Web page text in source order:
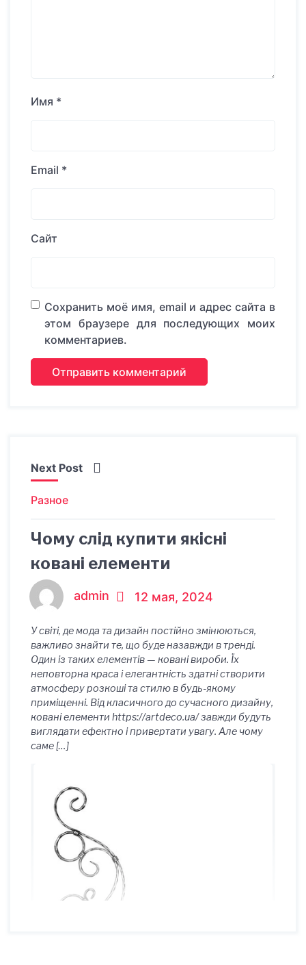
Имя *
Email *
Сайт
Сохранить моё имя, email и адрес сайта в
этом браузере для последующих моих
комментариев.
Next Post
Разное
Чому слід купити якісні
ковані елементи
admin 12 мая, 2024
У світі, де мода та дизайн постійно змінюються,
важливо знайти те, що буде назавжди в тренді.
Один із таких елементів — ковані вироби. Їх
неповторна краса і елегантність здатні створити
атмосферу розкоші та стилю в будь-якому
приміщенні. Від класичного до сучасного дизайну,
ковані елементи https://artdeco.ua/ завжди будуть
виглядати ефектно і привертати увагу. Але чому
саме […]